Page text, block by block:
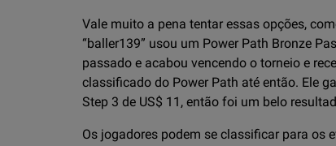
Vale muito a pena tentar essas opções,
“baller139” usou um Power Path Bronze
passado e acabou vencendo o torneio e
classificado do Power Path até então. Ele
Step 3 de US$ 11, então foi um belo
Os jogadores podem se classificar para os